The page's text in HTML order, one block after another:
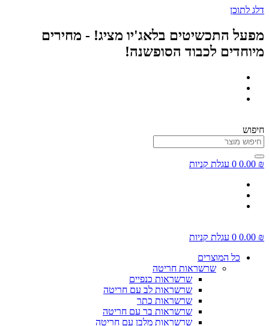
דלג לתוכן
מפעל התכשיטים בלאג'יו מציג! - מחירים
מיוחדים לכבוד הסופשנה!
חיפוש
0.00 ₪
0 עגלת קניות
0.00 ₪
0 עגלת קניות
כל המוצרים
שרשראות חריטה
שרשראות כנפיים
שרשראות לב עם חריטה
שרשראות כתר
שרשראות בר עם חריטה
שרשראות מלבן עם חריטה